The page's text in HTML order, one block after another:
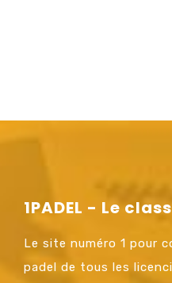
1PADEL - Le
Le site numéro 1 pour
padel de tous les